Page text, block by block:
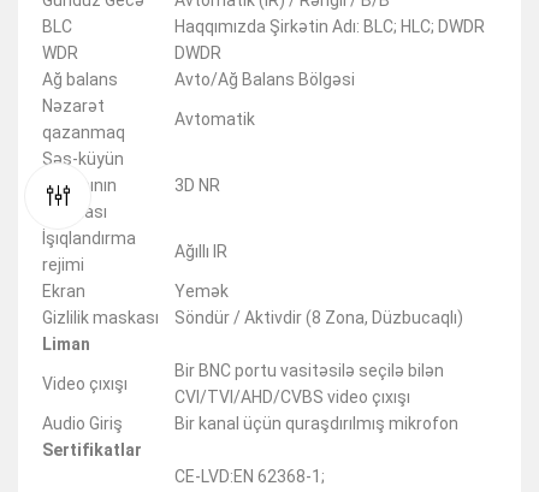
BLC
Haqqımızda Şirkətin Adı: BLC; HLC; DWDR
WDR
DWDR
Ağ balans
Avto/Ağ Balans Bölgəsi
Nəzarət
qazanmaq
Avtomatik
Səs-küyün
qarşısının
alınması
3D NR
İşıqlandırma
rejimi
Ağıllı IR
Ekran
Yemək
Gizlilik maskası
Söndür / Aktivdir (8 Zona, Düzbucaqlı)
Liman
Video çıxışı
Bir BNC portu vasitəsilə seçilə bilən
CVI/TVI/AHD/CVBS video çıxışı
Audio Giriş
Bir kanal üçün quraşdırılmış mikrofon
Sertifikatlar
CE-LVD:EN 62368-1;